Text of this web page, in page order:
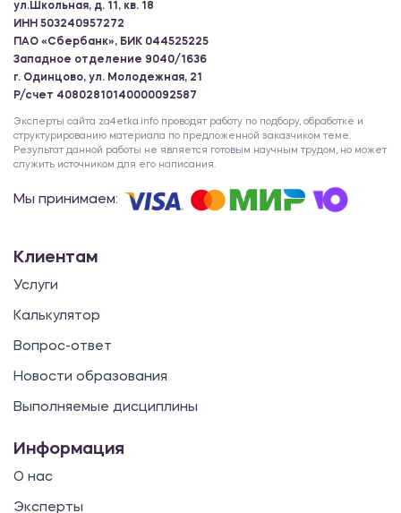
ул.Школьная, д. 11, кв. 18
ИНН 503240957272
ПАО «Сбербанк», БИК 044525225
Западное отделение 9040/1636
г. Одинцово, ул. Молодежная, 21
Р/счет 40802810140000092587
Эксперты сайта za4etka.info проводят работу по подбору, обработке и
структурированию материала по предложенной заказчиком теме.
Результат данной работы не является готовым научным трудом, но может
служить источником для его написания.
Мы принимаем:
Клиентам
Услуги
Калькулятор
Вопрос-ответ
Новости образования
Выполняемые дисциплины
Информация
О нас
Эксперты